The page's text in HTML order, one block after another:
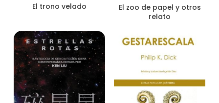
El trono velado
El zoo de papel y otros
relato